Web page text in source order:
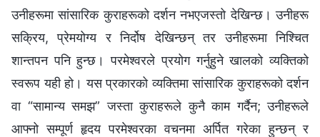
उनीहरूमा सांसारिक कुराहरूको दर्शन नभएजस्तो देखिन्छ। उनीहरू
सक्रिय, प्रेमयोग्य र निर्दोष देखिन्छन् तर उनीहरूमा निश्‍चित
शान्तपन पनि हुन्छ। परमेश्‍वरले प्रयोग गर्नुहुने खालको व्यक्तिको
स्वरूप यही हो। यस प्रकारको व्यक्तिमा सांसारिक कुराहरूको दर्शन
वा “सामान्य समझ” जस्ता कुराहरूले कुनै काम गर्दैन; उनीहरूले
आफ्नो सम्पूर्ण हृदय परमेश्‍वरका वचनमा अर्पित गरेका हुन्छन् र